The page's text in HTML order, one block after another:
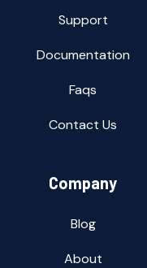
Support
Documentation
Faqs
Contact Us
Company
Blog
About